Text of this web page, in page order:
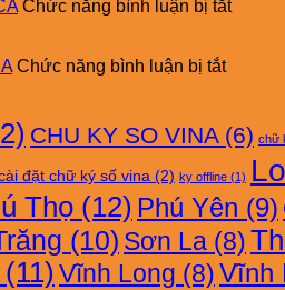
FAST-
CHỮ
FPT-
Chức năng bình luận bị tắtở
EASY-
CA
Chức năng bình luận bị tắtở
CHỮ
KÝ
VINA-
CA
CHU KY SO VINA(6) chữ
đặt chữ ký số vina (2) ky offline (1)
Thọ (12) Phú Yên (9)
(10) Sơn La (8)
(11) Vĩnh Long (8)Vĩnh